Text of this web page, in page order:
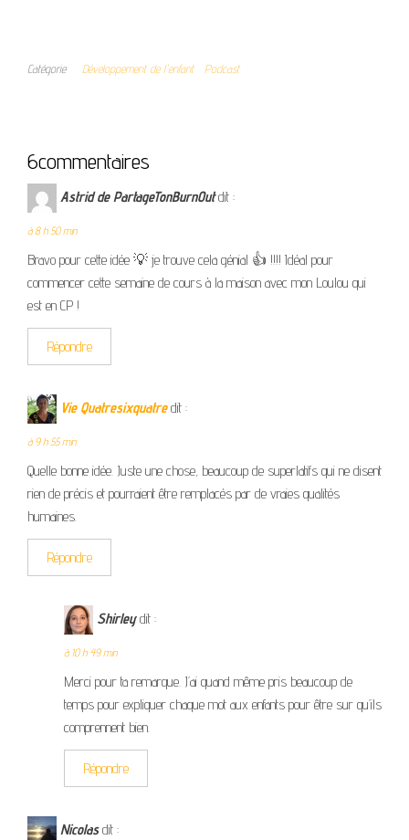
Catégorie Développement de l'enfant Podcast
6commentaires
Astrid de PartageTonBurnOut dit :
à 8 h 50 min
Bravo pour cette idée 💡 je trouve cela génial 👍 !!!! Idéal pour
commencer cette semaine de cours à la maison avec mon Loulou qui
est en CP !
Répondre
Vie Quatresixquatre dit :
à 9 h 55 min
Quelle bonne idée. Juste une chose, beaucoup de superlatifs qui ne disent
rien de précis et pourraient être remplacés par de vraies qualités
humaines.
Répondre
Shirley dit :
à 10 h 49 min
Merci pour ta remarque. J’ai quand même pris beaucoup de
temps pour expliquer chaque mot aux enfants pour être sur qu’ils
comprennent bien.
Répondre
Nicolas dit :